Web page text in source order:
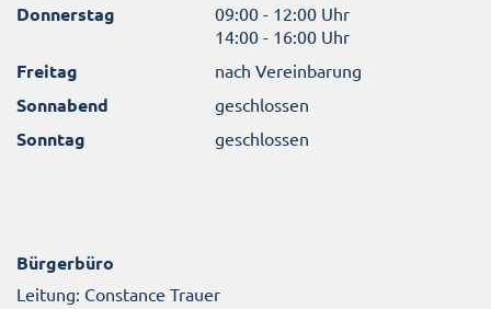
Donnerstag
09:00 - 12:00 Uhr
14:00 - 16:00 Uhr
Freitag nach Vereinbarung
Sonnabend geschlossen
Sonntag geschlossen
Bürgerbüro
Leitung: Constance Trauer